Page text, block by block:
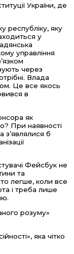
України, де
республіку, яку
у
управління
через
Влада
Це все якось
в
як
При наявності
з’являлися б
Фейсбук не
та
легше, коли все
і треба лише
розуму»
яка чітко